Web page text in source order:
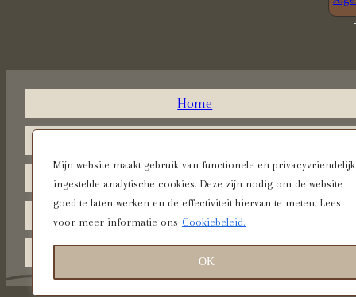
Mijn website maakt gebruik van functionele en privacyvriendelijk
ingestelde analytische cookies. Deze zijn nodig om de website
goed te laten werken en de effectiviteit hiervan te meten. Lees
voor meer informatie ons Cookiebeleid.
OK
Home
Fine Art Portretten
Surrealistische Portretten